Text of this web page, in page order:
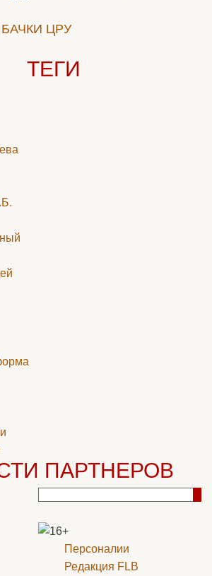
ЦРУ
ТЕГИ
ПАРТНЕРОВ
Персоналии
Редакция FLB